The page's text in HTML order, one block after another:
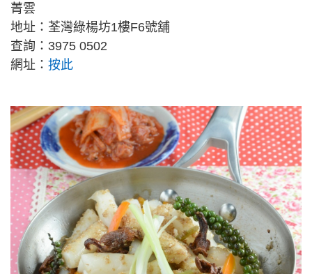
菁雲
地址：荃灣綠楊坊1樓F6號舖
查詢：3975 0502
網址： 按此